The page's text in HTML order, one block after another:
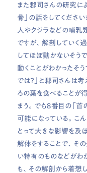
また郡司さんの研究に
骨」の話をしてください
人やクジラなどの哺乳
ですが、解剖していく
してほぼ動かないそう
動くことがわかったそ
では？」と郡司さんは
ろの葉を食べることが
まう。でも８番目の「
可能になっている。こ
とって大きな影響を及
解体をすることで、そ
い特有のものなどがわ
も、その解剖から着想